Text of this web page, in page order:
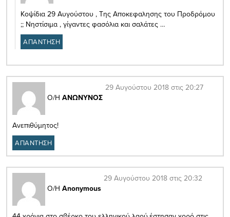
Κοψίδια 29 Αυγούστου , Της Αποκεφαλησης του Προδρόμου
;; Νηστίσιμα , γίγαντες φασόλια και σαλάτες …
ΑΠΑΝΤΗΣΗ
Ο/Η ΑΝΩΝΥΝΟΣ
29 Αυγούστου 2018 στις 20:27
Aνεπιθύμητος!
ΑΠΑΝΤΗΣΗ
Ο/Η Anonymous
29 Αυγούστου 2018 στις 20:32